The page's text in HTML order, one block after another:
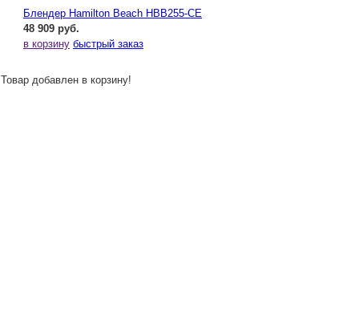
Блендер Hamilton Beach HBB255-CE
48 909 руб.
в корзину быстрый заказ
Товар добавлен в корзину!